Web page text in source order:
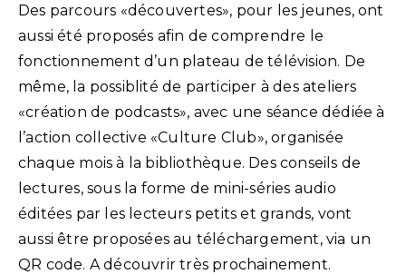
Des parcours «découvertes», pour les jeunes, ont
aussi été proposés afin de comprendre le
fonctionnement d’un plateau de télévision. De
même, la possiblité de participer à des ateliers
«création de podcasts», avec une séance dédiée à
l’action collective «Culture Club», organisée
chaque mois à la bibliothèque. Des conseils de
lectures, sous la forme de mini-séries audio
éditées par les lecteurs petits et grands, vont
aussi être proposées au téléchargement, via un
QR code. A découvrir très prochainement.